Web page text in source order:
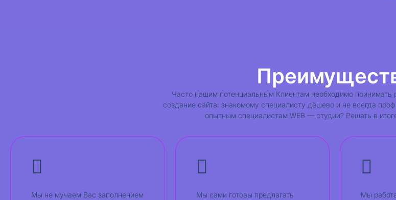
Часто нашим потенциальным Клиентам необходимо
создание сайта: знакомому специалисту дёшево и не всегда
опытным специалистам WEB — студии? Решать в
Мы не мучаем Вас заполнением
Мы сами готовы предлагать
Мы